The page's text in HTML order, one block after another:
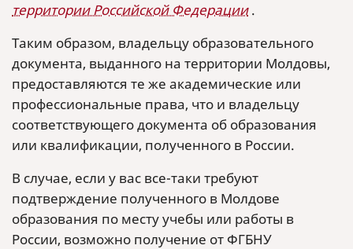
территории Российской Федерации.
Таким образом, владельцу образовательного
документа, выданного на территории Молдовы,
предоставляются те же академические или
профессиональные права, что и владельцу
соответствующего документа об образования
или квалификации, полученного в России.
В случае, если у вас все-таки требуют
подтверждение полученного в Молдове
образования по месту учебы или работы в
России, возможно получение от ФГБНУ